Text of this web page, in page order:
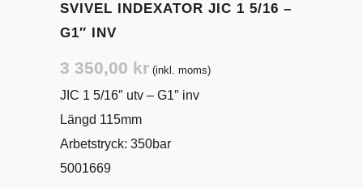
SVIVEL INDEXATOR JIC 1 5/16 –
G1″ INV
3 350,00 kr (inkl. moms)
JIC 1 5/16″ utv – G1″ inv
Längd 115mm
Arbetstryck: 350bar
5001669